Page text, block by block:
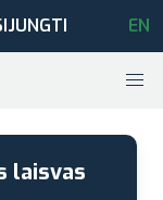
EN
laisvas